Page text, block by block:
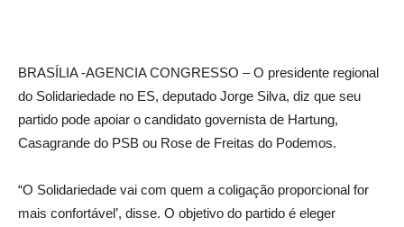
BRASÍLIA -AGENCIA CONGRESSO – O presidente regional
do Solidariedade no ES, deputado Jorge Silva, diz que seu
partido pode apoiar o candidato governista de Hartung,
Casagrande do PSB ou Rose de Freitas do Podemos.
“O Solidariedade vai com quem a coligação proporcional for
mais confortável’, disse. O objetivo do partido é eleger